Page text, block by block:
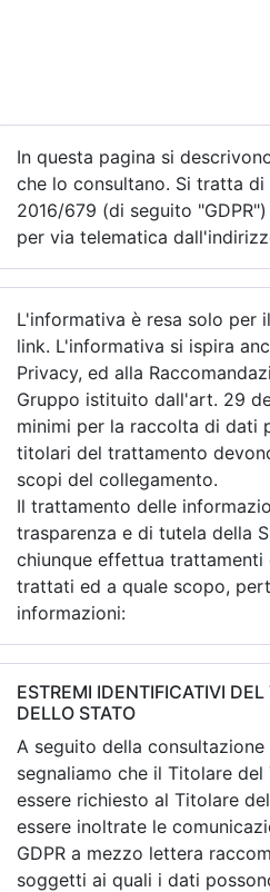
In questa pagina si
che lo consultano. Si tratta di
2016/679 (di seguito
per via telematica
L'informativa è resa solo per
link. L'informativa si ispira
Privacy, ed alla
Gruppo istituito dall'art. 29
minimi per la raccolta di dati
titolari del trattamento
scopi del collegamento.
Il trattamento delle
trasparenza e di tutela della
chiunque effettua
trattati ed a quale scopo,
informazioni:
ESTREMI IDENTIFICATIVI
DELLO STATO
A seguito della
segnaliamo che il Titolare
essere richiesto al Titolare
essere inoltrate le
GDPR a mezzo lettera
soggetti ai quali i dati